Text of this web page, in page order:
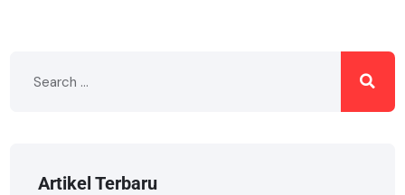
Artikel Terbaru